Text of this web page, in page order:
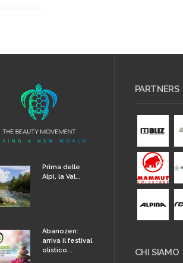
Prima delle
Alpi, la Val...
Abanozen:
arriva il festival
olistico...
PARTNERS
CHI SIAMO